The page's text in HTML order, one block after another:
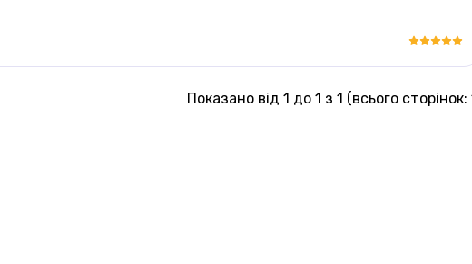
Показано від 1 до 1 з 1 (всього сторінок: